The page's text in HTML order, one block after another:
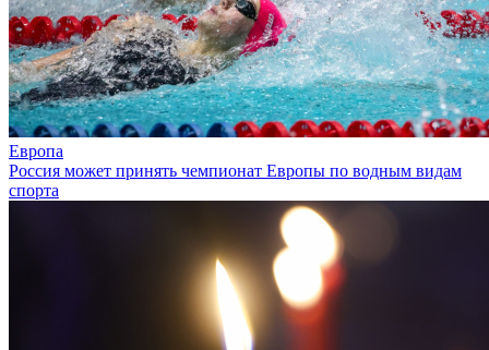
Европа
Россия может принять чемпионат Европы по водным видам
спорта